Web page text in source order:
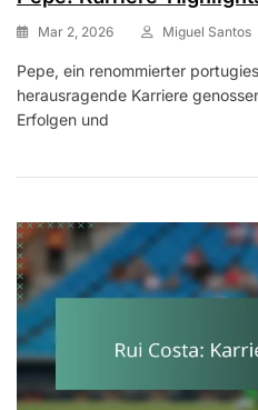
Mar 2, 2026 Miguel Santos
Pepe, ein renommierter
herausragende Karriere
Erfolgen und